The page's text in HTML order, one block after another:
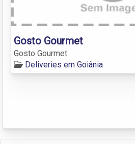
Gosto Gourmet
Gosto Gourmet
Deliveries em Goiânia